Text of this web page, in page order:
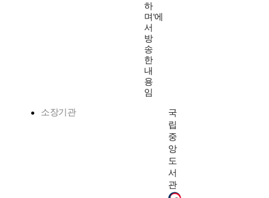
하
며'에
서
방
송
한
내
용
임
소장기관
국
립
중
앙
도
서
관